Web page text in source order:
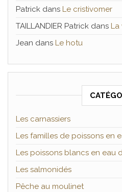
Patrick dans Le cristivomer
TAILLANDIER Patrick dans La
Jean dans Le hotu
Les carnassiers
Les familles de poissons en
Les poissons blancs en eau
Les salmonidés
Pêche au moulinet